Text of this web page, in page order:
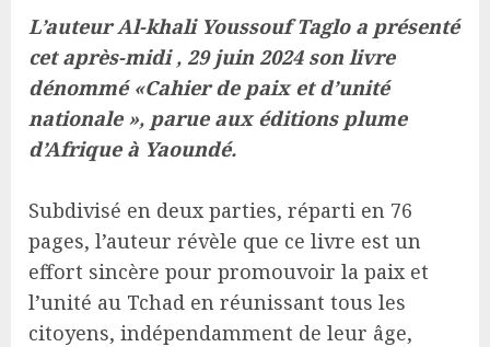
L’auteur Al-khali Youssouf Taglo a présenté
cet après-midi , 29 juin 2024 son livre
dénommé «Cahier de paix et d’unité
nationale », parue aux éditions plume
d’Afrique à Yaoundé.
Subdivisé en deux parties, réparti en 76
pages, l’auteur révèle que ce livre est un
effort sincère pour promouvoir la paix et
l’unité au Tchad en réunissant tous les
citoyens, indépendamment de leur âge,